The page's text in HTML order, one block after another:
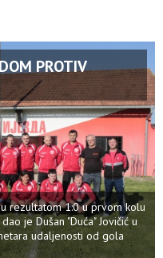
PROTIV
rezultatom 1:0 u prvom kolu
je Dušan "Duća" Jovičić u
udaljenosti od gola